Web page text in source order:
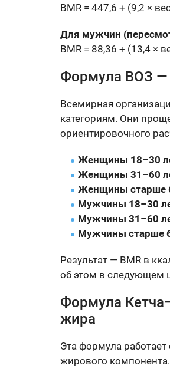
BMR = 447,6 + (9,2 ×
Для мужчин
BMR = 88,36 + (13,4 ×
Формула ВОЗ —
Всемирная
категориям. Они
ориентировочного
Женщины 18–30
Женщины 31–60
Женщины старше
Мужчины 18–30
Мужчины 31–60
Мужчины старше
Результат — BMR в
об этом в следующем
Формула
жира
Эта формула работает
жирового